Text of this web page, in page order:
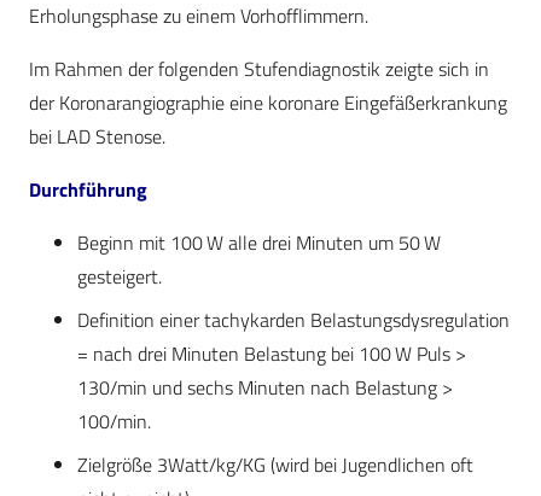
Erholungsphase zu einem Vorhofflimmern.
Im Rahmen der folgenden Stufendiagnostik zeigte sich in
der Koronarangiographie eine koronare Eingefäßerkrankung
bei LAD Stenose.
Durchführung
Beginn mit 100 W alle drei Minuten um 50 W
gesteigert.
Definition einer tachykarden Belastungs­dys­regulation
= nach drei Minuten Belas­tung bei 100 W Puls >
130/min und sechs Minuten nach Belastung >
100/min.
Zielgröße 3Watt/kg/KG (wird bei Jugendlichen oft